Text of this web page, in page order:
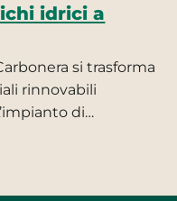
idrici a
si trasforma
rinnovabili
di…